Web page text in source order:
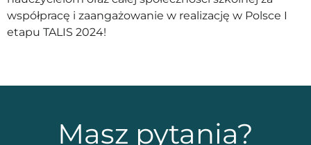
współpracę i zaangażowanie w realizację w Polsce I
etapu TALIS 2024!
Masz pytania?